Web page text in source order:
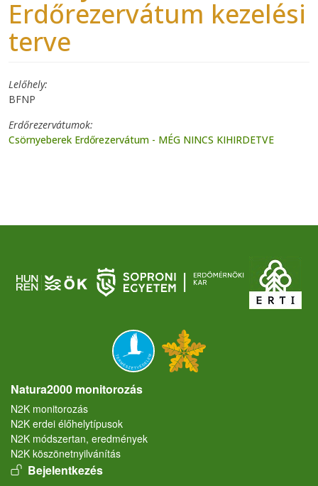
Erdőrezervátum kezelési
terve
Lelőhely
BFNP
Erdőrezervátumok
Csörnyeberek Erdőrezervátum - MÉG NINCS KIHIRDETVE
Natura2000 monitorozás
N2K monitorozás
N2K erdei élőhelytípusok
N2K módszertan, eredmények
N2K köszönetnyilvánítás
User account menu
Bejelentkezés